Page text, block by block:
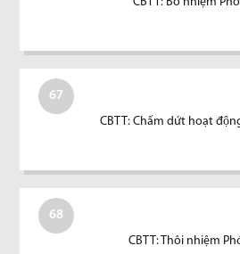
67
CBTT: Chấm dứt hoạt
68
CBTT: Thôi nhiệm